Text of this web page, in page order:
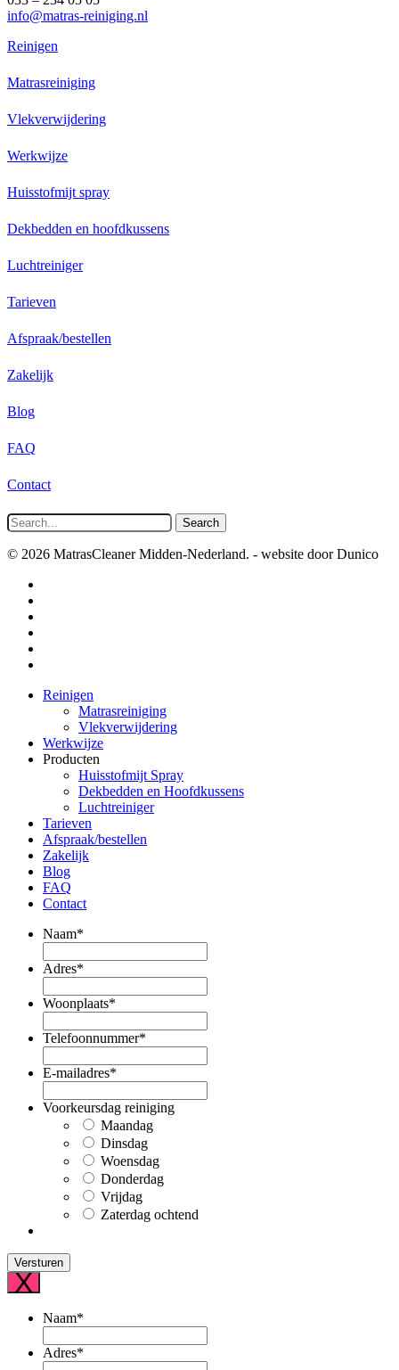
info@matras-reiniging.nl
Reinigen
Matrasreiniging
Vlekverwijdering
Werkwijze
Huisstofmijt spray
Dekbedden en hoofdkussens
Luchtreiniger
Tarieven
Afspraak/bestellen
Zakelijk
Blog
FAQ
Contact
Search
© 2026 MatrasCleaner Midden-Nederland. - website door Dunico
Reinigen
Matrasreiniging
Vlekverwijdering
Werkwijze
Producten
Huisstofmijt Spray
Dekbedden en Hoofdkussens
Luchtreiniger
Tarieven
Afspraak/bestellen
Zakelijk
Blog
FAQ
Contact
Naam*
Adres*
Woonplaats*
Telefoonnummer*
E-mailadres*
Voorkeursdag reiniging
Maandag
Dinsdag
Woensdag
Donderdag
Vrijdag
Zaterdag ochtend
X
Naam*
Adres*